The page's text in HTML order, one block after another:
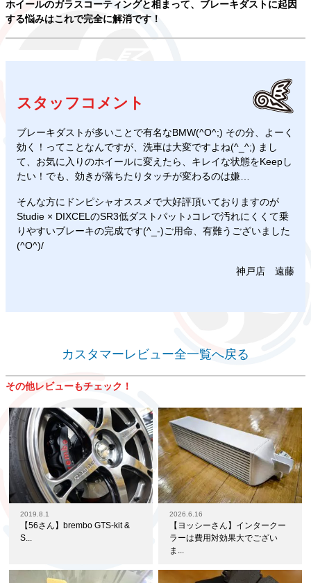
ホイールのガラスコーティングと相まって、ブレーキダストに起因
する悩みはこれで完全に解消です！
スタッフコメント
ブレーキダストが多いことで有名なBMW(^O^;) その分、よーく
効く！ってことなんですが、洗車は大変ですよね(^_^;) まし
て、お気に入りのホイールに変えたら、キレイな状態をKeepし
たい！でも、効きが落ちたりタッチが変わるのは嫌…
そんな方にドンピシャオススメで大好評頂いておりますのが
Studie × DIXCELのSR3低ダストパット♪コレで汚れにくくて乗
りやすいブレーキの完成です(^_-)ご用命、有難うございました
(^O^)/
神戸店 遠藤
カスタマーレビュー全一覧へ戻る
その他レビューもチェック！
2019.8.1
【56さん】brembo GTS-kit &
S...
2026.6.16
【ヨッシーさん】インタークー
ラーは費用対効果大でござい
ま...